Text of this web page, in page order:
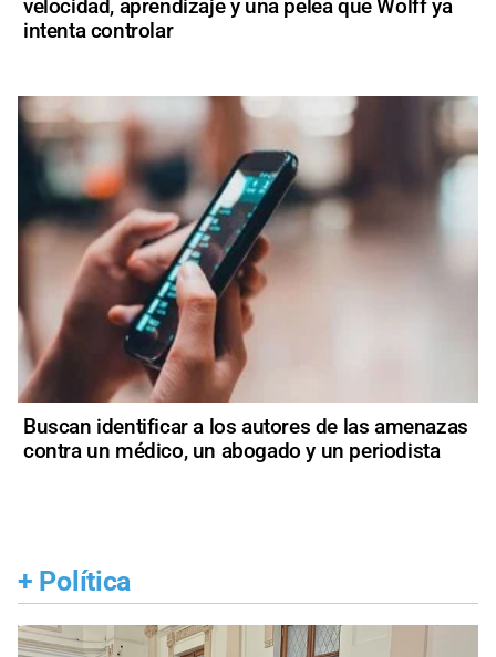
velocidad, aprendizaje y una pelea que Wolff ya
intenta controlar
Buscan identificar a los autores de las amenazas
contra un médico, un abogado y un periodista
+ Política